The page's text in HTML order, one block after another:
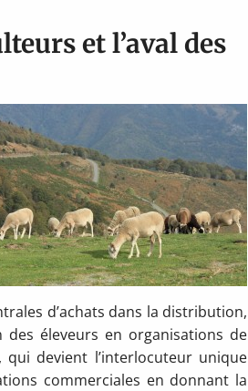
et l’aval des
d’achats dans la distribution,
des éleveurs en organisations de
qui devient l’interlocuteur unique
commerciales en donnant la